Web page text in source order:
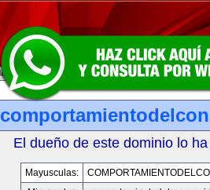
El dueño de este dominio lo
Mayusculas: